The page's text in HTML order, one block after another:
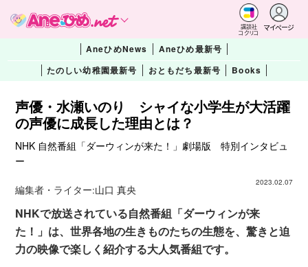
講談社
コクリコ
マイページ
AneひめNews
Aneひめ最新号
たのしい幼稚園最新号
おともだち最新号 Books
声優・水瀬いのり シャイな小学生が大活躍
の声優に成長した理由とは？
NHK 自然番組「ダーウィンが来た！」劇場版 特別インタビュ
ー
2023.02.07
編集者・ライター:山口 真央
NHKで放送されている自然番組「ダーウィンが来
た！」は、世界各地の生きものたちの生態を、驚きと迫
力の映像で楽しく紹介する大人気番組です。